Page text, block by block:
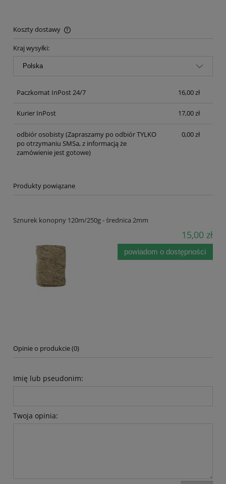
Koszty dostawy
Cena nie zawiera ewentualnych kosztów płatności
Kraj wysyłki:
Paczkomat InPost 24/7 16,00 zł
Kurier InPost 17,00 zł
odbiór osobisty(Zapraszamy po odbiór TYLKO
po otrzymaniu SMSa, z informacją że
zamówienie jest gotowe)
0,00 zł
Produkty powiązane
Sznurek konopny 120m/250g - średnica 2mm
15,00 zł
powiadom o dostępności
Opinie o produkcie (0)
Imię lub pseudonim:
Twoja opinia: